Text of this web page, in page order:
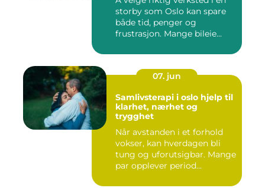
storby som Oslo kan spare
både tid, penger og
frustrasjon. Mange bileie...
07. jun
Samlivsterapi i oslo hjelp til
klarhet, nærhet og
trygghet
Når avstanden i et forhold
vokser, kan hverdagen bli
tung og uforutsigbar. Mange
par opplever period...